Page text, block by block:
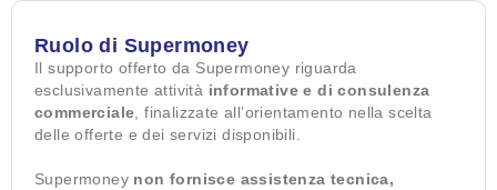
Ruolo di Supermoney
Il supporto offerto da Supermoney riguarda
esclusivamente attività informative e di consulenza
commerciale , finalizzate all’orientamento nella scelta
delle offerte e dei servizi disponibili.
Supermoney non fornisce assistenza tecnica,